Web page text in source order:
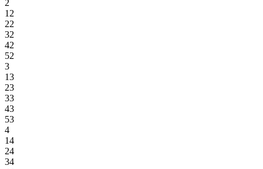
2
12
22
32
42
52
3
13
23
33
43
53
4
14
24
34